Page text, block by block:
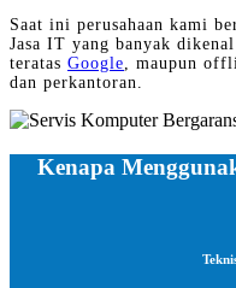
Saat ini perusahaan kami
Jasa IT yang banyak
teratas Google, maupun
dan perkantoran.
Kenapa